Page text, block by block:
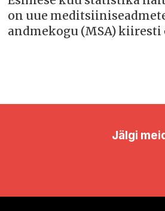
on uue
andmekogu (MSA) kiiresti
Jälgi